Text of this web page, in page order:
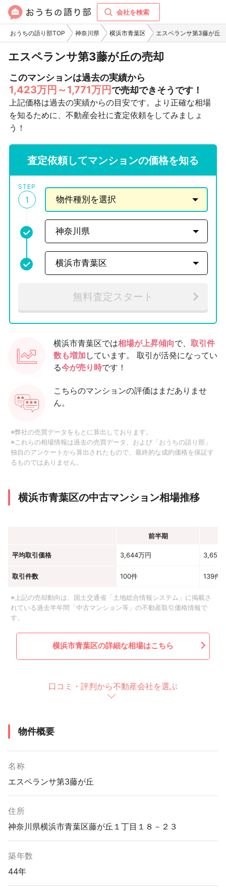
会社を検索
おうちの語り部TOP 神奈川県 横浜市青葉区 エスペランサ第3藤が丘
エスペランサ第3藤が丘の売却
このマンションは過去の実績から
1,423万円～1,771万円で売却できそうです！
上記価格は過去の実績からの目安です。より正確な相場
を知るために、不動産会社に査定依頼をしてみましょ
う！
査定依頼してマンションの価格を知る
STEP
1
無料査定スタート
横浜市青葉区では相場が上昇傾向で、 取引件
数も増加 しています。
取引が活発になってい
る今が売り時です！
こちらのマンションの評価はまだありませ
ん。
※弊社の売買データをもとに算出しております。
※これらの相場情報は過去の売買データ、および「おうちの語り部」
独自のアンケートから算出されたもので、最終的な成約価格を保証す
るものではありません。
横浜市青葉区の中古マンション相場推移
前半期
平均取引価格 3,644万円 3,651
取引件数 100件 139件
※上記の売却動向は、国土交通省「土地総合情報システム」に掲載さ
れている過去半年間「中古マンション等」の不動産取引価格情報で
す。
横浜市青葉区の詳細な相場はこちら
口コミ・評判から不動産会社を選ぶ
物件概要
名称
エスペランサ第3藤が丘
住所
神奈川県横浜市青葉区藤が丘１丁目１８－２３
築年数
44年